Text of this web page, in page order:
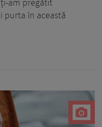
purta în această